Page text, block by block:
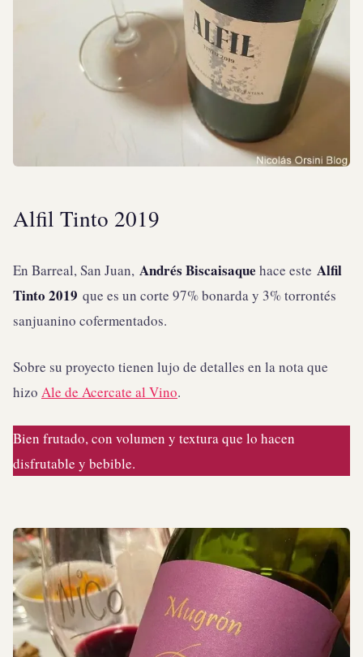
Alfil Tinto 2019
En Barreal, San Juan, Andrés Biscaisaque hace este Alfil
Tinto 2019 que es un corte 97% bonarda y 3% torrontés
sanjuanino cofermentados.
Sobre su proyecto tienen lujo de detalles en la nota que
hizo Ale de Acercate al Vino.
Bien frutado, con volumen y textura que lo hacen
disfrutable y bebible.